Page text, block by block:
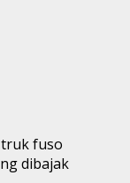
truk fuso
dibajak